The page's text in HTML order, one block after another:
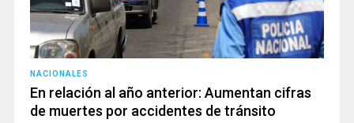
NACIONALES
En relación al año anterior: Aumentan cifras
de muertes por accidentes de tránsito